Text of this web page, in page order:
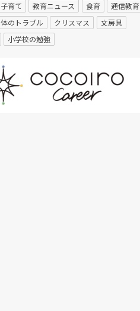
子育て 教育ニュース 食育
通信教育
体のトラブル クリスマス
文房具
小学校の勉強